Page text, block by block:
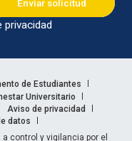
privacidad
de Estudiantes
Universitario
Aviso de privacidad
datos
control y vigilancia por el